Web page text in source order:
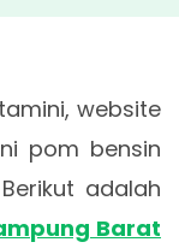
Mini
Barat
website
pom bensin
adalah
Barat